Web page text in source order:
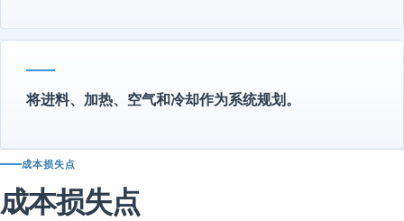
将进料、加热、空气和冷却作为系统规划。
成本损失点
成本损失点